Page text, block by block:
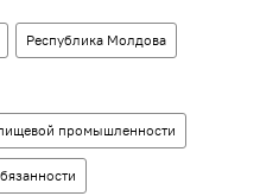
Республика Молдова
пищевой промышленности